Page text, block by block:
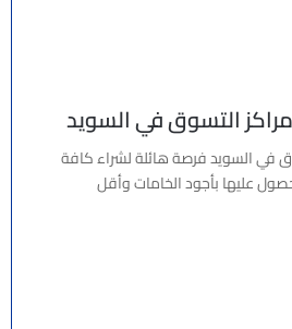
التسوق في السويد
في السويد فرصة هائلة لشراء كافة
عليها بأجود الخامات وأقل